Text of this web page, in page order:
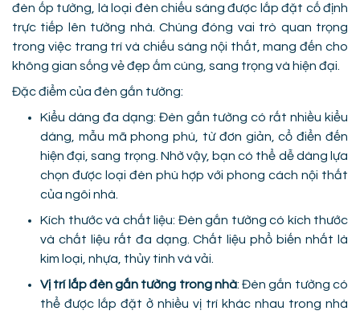
đèn ốp tường, là loại đèn chiếu sáng được lắp đặt cố định
trực tiếp lên tường nhà. Chúng đóng vai trò quan trọng
trong việc trang trí và chiếu sáng nội thất, mang đến cho
không gian sống vẻ đẹp ấm cúng, sang trọng và hiện đại.
Đặc điểm của đèn gắn tường:
Kiểu dáng đa dạng: Đèn gắn tường có rất nhiều kiểu
dáng, mẫu mã phong phú, từ đơn giản, cổ điển đến
hiện đại, sang trọng. Nhờ vậy, bạn có thể dễ dàng lựa
chọn được loại đèn phù hợp với phong cách nội thất
của ngôi nhà.
Kích thước và chất liệu: Đèn gắn tường có kích thước
và chất liệu rất đa dạng. Chất liệu phổ biến nhất là
kim loại, nhựa, thủy tinh và vải.
Vị trí lắp đèn gắn tường trong nhà: Đèn gắn tường có
thể được lắp đặt ở nhiều vị trí khác nhau trong nhà